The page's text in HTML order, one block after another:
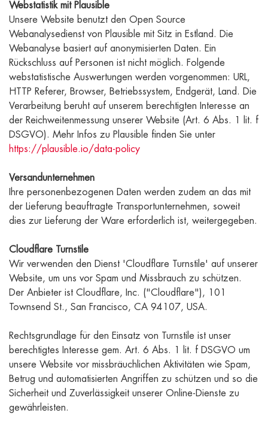
Webstatistik mit Plausible
Unsere Website benutzt den Open Source
Webanalysedienst von Plausible mit Sitz in Estland. Die
Webanalyse basiert auf anonymisierten Daten. Ein
Rückschluss auf Personen ist nicht möglich. Folgende
webstatistische Auswertungen werden vorgenommen: URL,
HTTP Referer, Browser, Betriebssystem, Endgerät, Land. Die
Verarbeitung beruht auf unserem berechtigten Interesse an
der Reichweitenmessung unserer Website (Art. 6 Abs. 1 lit. f
DSGVO). Mehr Infos zu Plausible finden Sie unter
https://plausible.io/data-policy
Versandunternehmen
Ihre personenbezogenen Daten werden zudem an das mit
der Lieferung beauftragte Transportunternehmen, soweit
dies zur Lieferung der Ware erforderlich ist, weitergegeben.
Cloudflare Turnstile
Wir verwenden den Dienst 'Cloudflare Turnstile' auf unserer
Website, um uns vor Spam und Missbrauch zu schützen.
Der Anbieter ist Cloudflare, Inc. ("Cloudflare"), 101
Townsend St., San Francisco, CA 94107, USA.
Rechtsgrundlage für den Einsatz von Turnstile ist unser
berechtigtes Interesse gem. Art. 6 Abs. 1 lit. f DSGVO um
unsere Website vor missbräuchlichen Aktivitäten wie Spam,
Betrug und automatisierten Angriffen zu schützen und so die
Sicherheit und Zuverlässigkeit unserer Online-Dienste zu
gewährleisten.